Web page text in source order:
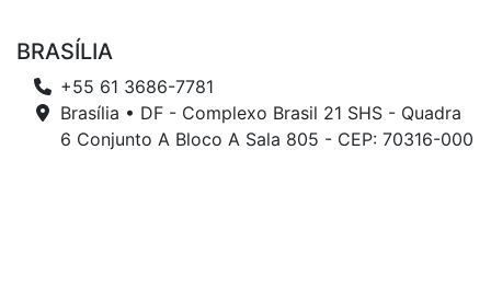
BRASÍLIA
+55 61 3686-7781
Brasília • DF - Complexo Brasil 21 SHS - Quadra
6 Conjunto A Bloco A Sala 805 - CEP: 70316-000